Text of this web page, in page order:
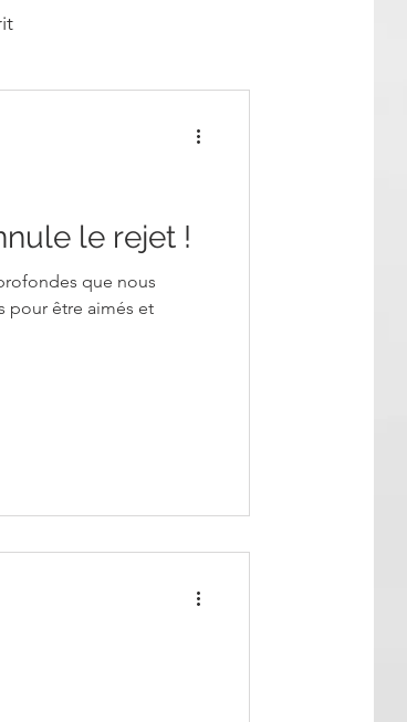
le rejet !
que nous
pour être aimés et